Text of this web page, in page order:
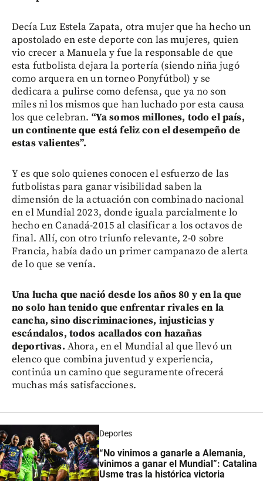
Decía Luz Estela Zapata, otra mujer que ha hecho un
apostolado en este deporte con las mujeres, quien
vio crecer a Manuela y fue la responsable de que
esta futbolista dejara la portería (siendo niña jugó
como arquera en un torneo Ponyfútbol) y se
dedicara a pulirse como defensa, que ya no son
miles ni los mismos que han luchado por esta causa
los que celebran. “Ya somos millones, todo el país,
un continente que está feliz con el desempeño de
estas valientes”.
Y es que solo quienes conocen el esfuerzo de las
futbolistas para ganar visibilidad saben la
dimensión de la actuación con combinado nacional
en el Mundial 2023, donde iguala parcialmente lo
hecho en Canadá-2015 al clasificar a los octavos de
final. Allí, con otro triunfo relevante, 2-0 sobre
Francia, había dado un primer campanazo de alerta
de lo que se venía.
Una lucha que nació desde los años 80 y en la que
no solo han tenido que enfrentar rivales en la
cancha, sino discriminaciones, injusticias y
escándalos, todos acallados con hazañas
deportivas. Ahora, en el Mundial al que llevó un
elenco que combina juventud y experiencia,
continúa un camino que seguramente ofrecerá
muchas más satisfacciones.
Deportes
“No vinimos a ganarle a Alemania,
vinimos a ganar el Mundial”: Catalina
Usme tras la histórica victoria